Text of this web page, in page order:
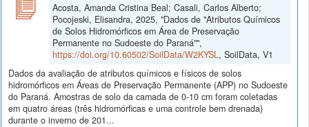
Acosta, Amanda Cristina Beal; Casali, Carlos Alberto;
Pocojeski, Elisandra, 2025, "Dados de "Atributos Químicos
de Solos Hidromórficos em Área de Preservação
Permanente no Sudoeste do Paraná"",
https://doi.org/10.60502/SoilData/W2KYSL, SoilData, V1
Dados da avaliação de atributos químicos e físicos de solos
hidromórficos em Áreas de Preservação Permanente (APP) no Sudoeste
do Paraná. Amostras de solo da camada de 0-10 cm foram coletadas
em quatro áreas (três hidromórficas e uma controle bem drenada)
durante o inverno de 201...